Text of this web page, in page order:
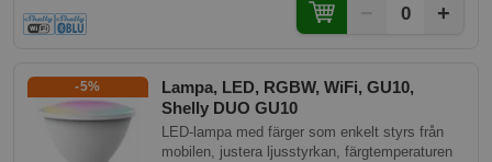
0 +
Lampa, LED, RGBW, WiFi, GU10,
Shelly DUO GU10
-5%
LED-lampa med färger som enkelt styrs från
mobilen, justera ljusstyrkan, färgtemperaturen